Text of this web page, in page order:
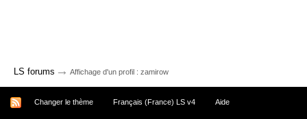
LS forums → Affichage d'un profil : zamirow
Changer le thème Français (France) LS v4 Aide